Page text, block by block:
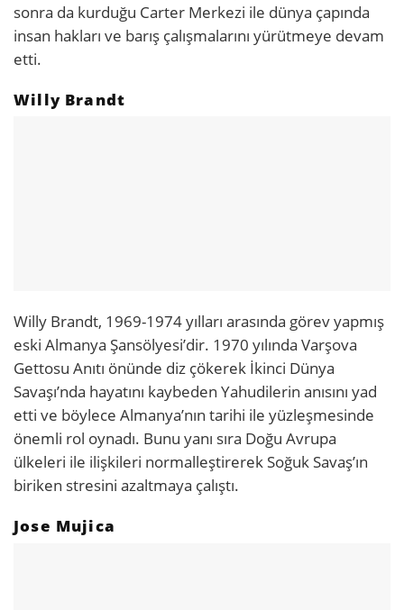
sonra da kurduğu Carter Merkezi ile dünya çapında
insan hakları ve barış çalışmalarını yürütmeye devam
etti.
Willy Brandt
Willy Brandt, 1969-1974 yılları arasında görev yapmış
eski Almanya Şansölyesi’dir. 1970 yılında Varşova
Gettosu Anıtı önünde diz çökerek İkinci Dünya
Savaşı’nda hayatını kaybeden Yahudilerin anısını yad
etti ve böylece Almanya’nın tarihi ile yüzleşmesinde
önemli rol oynadı. Bunu yanı sıra Doğu Avrupa
ülkeleri ile ilişkileri normalleştirerek Soğuk Savaş’ın
biriken stresini azaltmaya çalıştı.
Jose Mujica